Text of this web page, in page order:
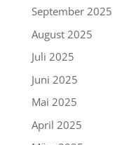
September 2025
August 2025
Juli 2025
Juni 2025
Mai 2025
April 2025